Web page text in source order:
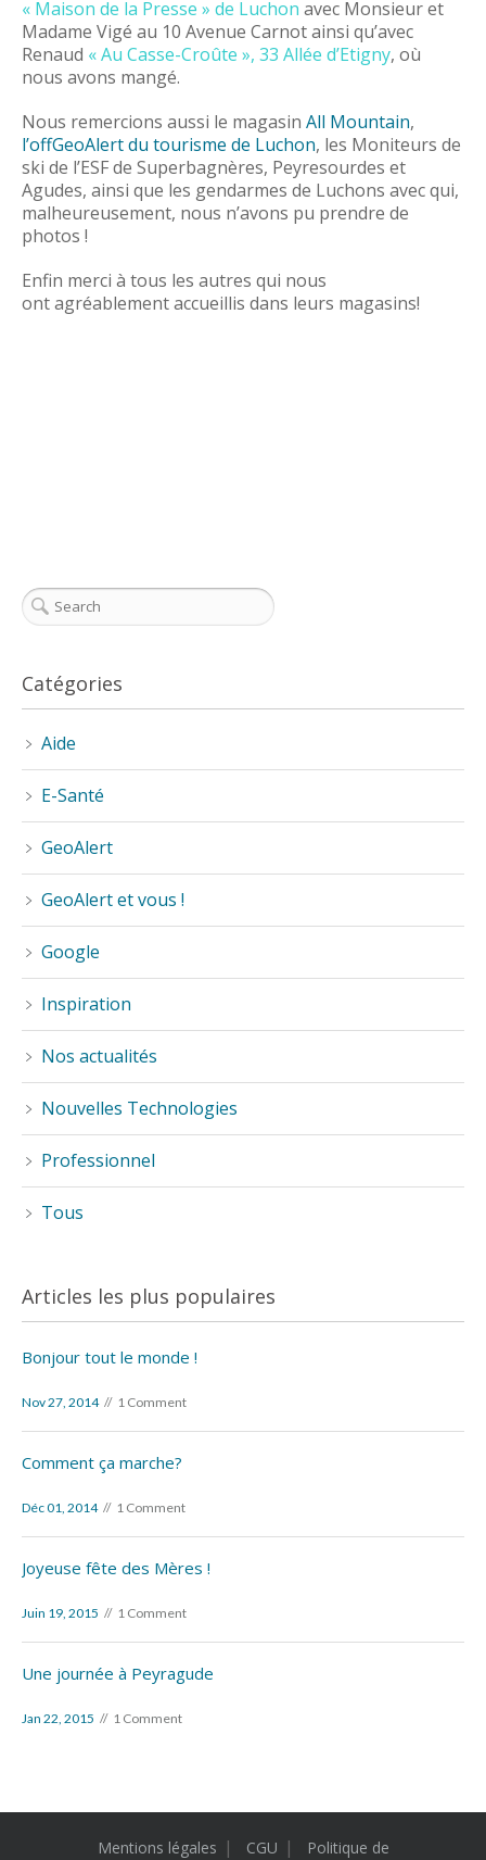
« Maison de la Presse » de Luchon avec Monsieur et
Madame Vigé au 10 Avenue Carnot ainsi qu’avec
Renaud « Au Casse-Croûte », 33 Allée d’Etigny, où
nous avons mangé.
Nous remercions aussi le magasin All Mountain,
l’offGeoAlert du tourisme de Luchon, les Moniteurs de
ski de l’ESF de Superbagnères, Peyresourdes et
Agudes, ainsi que les gendarmes de Luchons avec qui,
malheureusement, nous n’avons pu prendre de
photos !
Enfin merci à tous les autres qui nous
ont agréablement accueillis dans leurs magasins!
Catégories
Aide
E-Santé
GeoAlert
GeoAlert et vous !
Google
Inspiration
Nos actualités
Nouvelles Technologies
Professionnel
Tous
Articles les plus populaires
Bonjour tout le monde !
Nov 27, 2014 1 Comment
Comment ça marche?
Déc 01, 2014 1 Comment
Joyeuse fête des Mères !
Juin 19, 2015 1 Comment
Une journée à Peyragude
Jan 22, 2015 1 Comment
Mentions légales CGU Politique de